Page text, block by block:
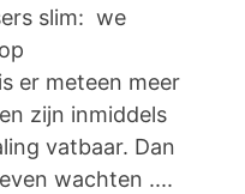
slim: we
er meteen meer
zijn inmiddels
vatbaar. Dan
wachten ....